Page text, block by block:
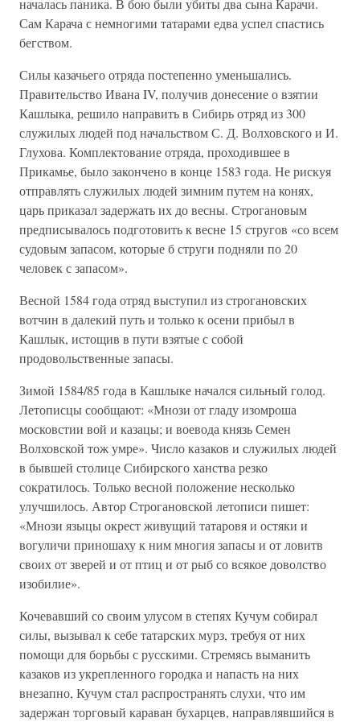
началась паника. В бою были убиты два сына Карачи.
Сам Карача с немногими татарами едва успел спастись
бегством.
Силы казачьего отряда постепенно уменьшались.
Правительство Ивана IV, получив донесение о взятии
Кашлыка, решило направить в Сибирь отряд из 300
служилых людей под начальством С. Д. Волховского и И.
Глухова. Комплектование отряда, проходившее в
Прикамье, было закончено в конце 1583 года. Не рискуя
отправлять служилых людей зимним путем на конях,
царь приказал задержать их до весны. Строгановым
предписывалось подготовить к весне 15 стругов «со всем
судовым запасом, которые б струги подняли по 20
человек с запасом».
Весной 1584 года отряд выступил из строгановских
вотчин в далекий путь и только к осени прибыл в
Кашлык, истощив в пути взятые с собой
продовольственные запасы.
Зимой 1584/85 года в Кашлыке начался сильный голод.
Летописцы сообщают: «Мнози от гладу изомроша
московстии вой и казацы; и воевода князь Семен
Волховской тож умре». Число казаков и служилых людей
в бывшей столице Сибирского ханства резко
сократилось. Только весной положение несколько
улучшилось. Автор Строгановской летописи пишет:
«Мнози языцы окрест живущий татаровя и остяки и
вогуличи приношаху к ним многия запасы и от ловитв
своих от зверей и от птиц и от рыб со всякое доволство
изобилие».
Кочевавший со своим улусом в степях Кучум собирал
силы, вызывал к себе татарских мурз, требуя от них
помощи для борьбы с русскими. Стремясь выманить
казаков из укрепленного городка и напасть на них
внезапно, Кучум стал распространять слухи, что им
задержан торговый караван бухарцев, направлявшийся в